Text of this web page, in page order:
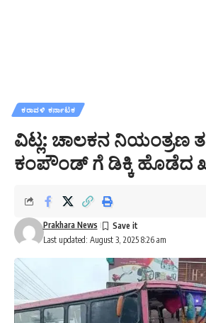
ಕರಾವಳಿ ಕರ್ನಾಟಕ
ವಿಟ್ಲ: ಚಾಲಕನ ನಿಯಂತ್ರಣ
ಕಂಪೌಂಡ್ ಗೆ ಡಿಕ್ಕಿ ಹೊಡೆದ
Last updated: August 3, 2025 8:26 am
Prakhara News